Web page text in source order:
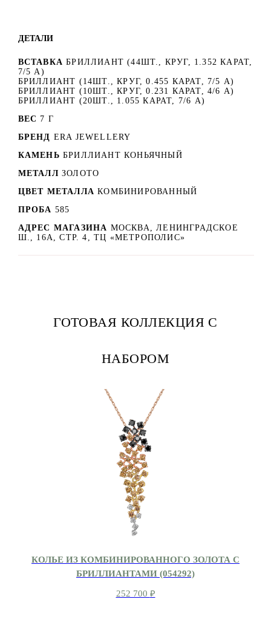
ДЕТАЛИ
ВСТАВКА БРИЛЛИАНТ (44ШТ., КРУГ, 1.352 КАРАТ,
7/5 А)
БРИЛЛИАНТ (14ШТ., КРУГ, 0.455 КАРАТ, 7/5 А)
БРИЛЛИАНТ (10ШТ., КРУГ, 0.231 КАРАТ, 4/6 А)
БРИЛЛИАНТ (20ШТ., 1.055 КАРАТ, 7/6 А)
ВЕС 7 Г
БРЕНД ERA JEWELLERY
КАМЕНЬ БРИЛЛИАНТ КОНЬЯЧНЫЙ
МЕТАЛЛ ЗОЛОТО
ЦВЕТ МЕТАЛЛА КОМБИНИРОВАННЫЙ
ПРОБА 585
АДРЕС МАГАЗИНА МОСКВА, ЛЕНИНГРАДСКОЕ
Ш., 16А, СТР. 4, ТЦ «МЕТРОПОЛИС»
ГОТОВАЯ КОЛЛЕКЦИЯ С
НАБОРОМ
КОЛЬЕ ИЗ КОМБИНИРОВАННОГО ЗОЛОТА С
БРИЛЛИАНТАМИ (054292)
252 700 ₽